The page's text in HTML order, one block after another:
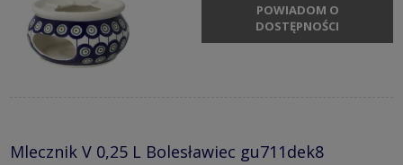
POWIADOM O
DOSTĘPNOŚCI
Mlecznik V 0,25 L Bolesławiec gu711dek8